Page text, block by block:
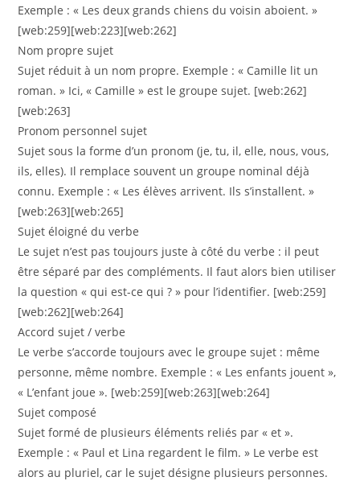
Exemple : « Les deux grands chiens du voisin aboient. »
[web:259][web:223][web:262]
Nom propre sujet
Sujet réduit à un nom propre. Exemple : « Camille lit un
roman. » Ici, « Camille » est le groupe sujet. [web:262]
[web:263]
Pronom personnel sujet
Sujet sous la forme d’un pronom (je, tu, il, elle, nous, vous,
ils, elles). Il remplace souvent un groupe nominal déjà
connu. Exemple : « Les élèves arrivent. Ils s’installent. »
[web:263][web:265]
Sujet éloigné du verbe
Le sujet n’est pas toujours juste à côté du verbe : il peut
être séparé par des compléments. Il faut alors bien utiliser
la question « qui est-ce qui ? » pour l’identifier. [web:259]
[web:262][web:264]
Accord sujet / verbe
Le verbe s’accorde toujours avec le groupe sujet : même
personne, même nombre. Exemple : « Les enfants jouent »,
« L’enfant joue ». [web:259][web:263][web:264]
Sujet composé
Sujet formé de plusieurs éléments reliés par « et ».
Exemple : « Paul et Lina regardent le film. » Le verbe est
alors au pluriel, car le sujet désigne plusieurs personnes.